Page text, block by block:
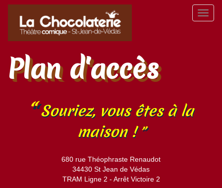
Aller
contenu
principal
Plan d'accès
Souriez, vous êtes à la
maison !
680 rue Théophraste Renaudot
34430 St Jean de Védas
TRAM Ligne 2 - Arrêt Victoire 2